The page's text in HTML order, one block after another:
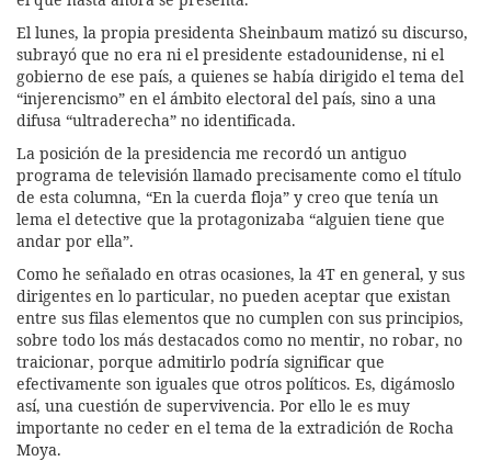
El lunes, la propia presidenta Sheinbaum matizó su discurso,
subrayó que no era ni el presidente estadounidense, ni el
gobierno de ese país, a quienes se había dirigido el tema del
“injerencismo” en el ámbito electoral del país, sino a una
difusa “ultraderecha” no identificada.
La posición de la presidencia me recordó un antiguo
programa de televisión llamado precisamente como el título
de esta columna, “En la cuerda floja” y creo que tenía un
lema el detective que la protagonizaba “alguien tiene que
andar por ella”.
Como he señalado en otras ocasiones, la 4T en general, y sus
dirigentes en lo particular, no pueden aceptar que existan
entre sus filas elementos que no cumplen con sus principios,
sobre todo los más destacados como no mentir, no robar, no
traicionar, porque admitirlo podría significar que
efectivamente son iguales que otros políticos. Es, digámoslo
así, una cuestión de supervivencia. Por ello le es muy
importante no ceder en el tema de la extradición de Rocha
Moya.